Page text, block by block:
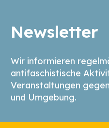
Newsletter
Wir informieren
antifaschistische
Veranstaltungen
und Umgebung.